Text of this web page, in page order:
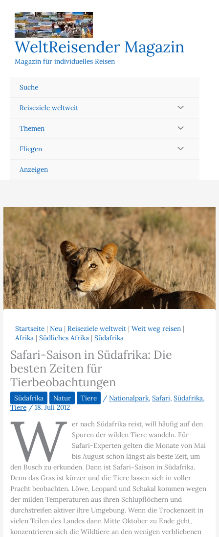
Inhalt
springen
WeltReisender Magazin
Magazin für individuelles Reisen
Suche
Reiseziele weltweit
Themen
Fliegen
Anzeigen
Startseite |Neu |Reiseziele weltweit |Weit weg reisen |
Afrika |Südliches Afrika |Südafrika
Safari-Saison in Südafrika: Die
besten Zeiten für
Tierbeobachtungen
Südafrika Natur Tiere /Nationalpark,Safari,Südafrika,
Tiere/18. Juli 2012
W
er nach Südafrika reist, will häufig auf den
Spuren der wilden Tiere wandeln. Für
Safari-Experten gelten die Monate von Mai
bis August schon längst als beste Zeit, um
den Busch zu erkunden. Dann ist Safari-Saison in Südafrika.
Denn das Gras ist kürzer und die Tiere lassen sich in voller
Pracht beobachten. Löwe, Leopard und Schakal kommen wegen
der milden Temperaturen aus ihren Schlupflöchern und
durchstreifen aktiver ihre Umgebung. Wenn die Trockenzeit in
vielen Teilen des Landes dann Mitte Oktober zu Ende geht,
konzentrieren sich die Wildtiere an den wenigen verbliebenen